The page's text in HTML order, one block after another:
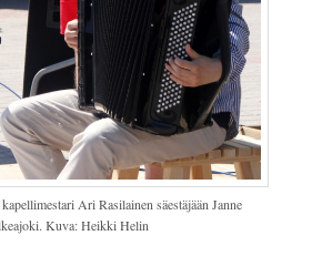
Ari Rasilainen säestäjään Janne
Kuva: Heikki Helin